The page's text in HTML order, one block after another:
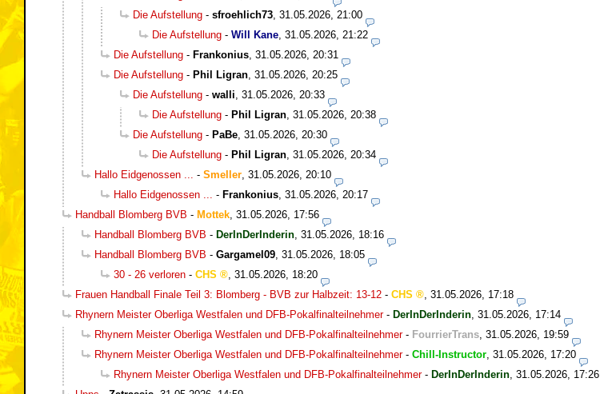
Die Aufstellung - sfroehlich73 31.05.2026, 21:00
Die Aufstellung - Will Kane 31.05.2026, 21:22
Die Aufstellung - Frankonius 31.05.2026, 20:31
Die Aufstellung - Phil Ligran 31.05.2026, 20:25
Die Aufstellung - walli 31.05.2026, 20:33
Die Aufstellung - Phil Ligran 31.05.2026, 20:38
Die Aufstellung - PaBe 31.05.2026, 20:30
Die Aufstellung - Phil Ligran 31.05.2026, 20:34
Hallo Eidgenossen ...
- Smeller 31.05.2026, 20:10
Hallo Eidgenossen ...
- Frankonius 31.05.2026, 20:17
Handball Blomberg BVB - Mottek 31.05.2026, 17:56
Handball Blomberg BVB - DerInDerInderin 31.05.2026, 18:16
Handball Blomberg BVB - Gargamel09 31.05.2026, 18:05
30 - 26 verloren - CHS
31.05.2026, 18:20
Frauen Handball Finale Teil 3: Blomberg - BVB zur Halbzeit: 13-12 - CHS
31.05.2026, 17:18
Rhynern Meister Oberliga Westfalen und DFB-Pokalfinalteilnehmer- DerInDerInderin 31.05.2026, 17:14
Rhynern Meister Oberliga Westfalen und DFB-Pokalfinalteilnehmer- FourrierTrans 31.05.2026, 19:59
Rhynern Meister Oberliga Westfalen und DFB-Pokalfinalteilnehmer- Chill-Instructor 31.05.2026, 17:20
Rhynern Meister Oberliga Westfalen und DFB-Pokalfinalteilnehmer- DerInDerInderin 31.05.2026, 17:26